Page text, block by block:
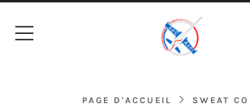
Menu
PAGE D'ACCUEIL SWEAT